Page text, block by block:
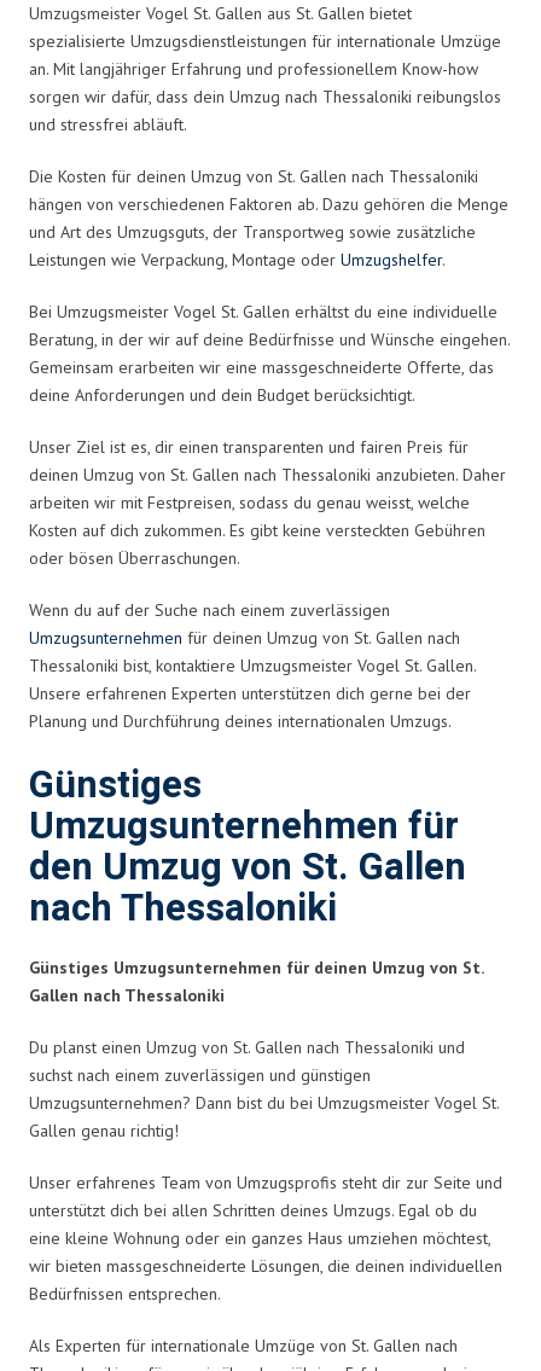
Umzugsmeister Vogel St. Gallen aus St. Gallen bietet
spezialisierte Umzugsdienstleistungen für internationale Umzüge
an. Mit langjähriger Erfahrung und professionellem Know-how
sorgen wir dafür, dass dein Umzug nach Thessaloniki reibungslos
und stressfrei abläuft.
Die Kosten für deinen Umzug von St. Gallen nach Thessaloniki
hängen von verschiedenen Faktoren ab. Dazu gehören die Menge
und Art des Umzugsguts, der Transportweg sowie zusätzliche
Leistungen wie Verpackung, Montage oder Umzugshelfer.
Bei Umzugsmeister Vogel St. Gallen erhältst du eine individuelle
Beratung, in der wir auf deine Bedürfnisse und Wünsche eingehen.
Gemeinsam erarbeiten wir eine massgeschneiderte Offerte, das
deine Anforderungen und dein Budget berücksichtigt.
Unser Ziel ist es, dir einen transparenten und fairen Preis für
deinen Umzug von St. Gallen nach Thessaloniki anzubieten. Daher
arbeiten wir mit Festpreisen, sodass du genau weisst, welche
Kosten auf dich zukommen. Es gibt keine versteckten Gebühren
oder bösen Überraschungen.
Wenn du auf der Suche nach einem zuverlässigen
Umzugsunternehmen für deinen Umzug von St. Gallen nach
Thessaloniki bist, kontaktiere Umzugsmeister Vogel St. Gallen.
Unsere erfahrenen Experten unterstützen dich gerne bei der
Planung und Durchführung deines internationalen Umzugs.
Günstiges
Umzugsunternehmen für
den Umzug von St. Gallen
nach Thessaloniki
Günstiges Umzugsunternehmen für deinen Umzug von St.
Gallen nach Thessaloniki
Du planst einen Umzug von St. Gallen nach Thessaloniki und
suchst nach einem zuverlässigen und günstigen
Umzugsunternehmen? Dann bist du bei Umzugsmeister Vogel St.
Gallen genau richtig!
Unser erfahrenes Team von Umzugsprofis steht dir zur Seite und
unterstützt dich bei allen Schritten deines Umzugs. Egal ob du
eine kleine Wohnung oder ein ganzes Haus umziehen möchtest,
wir bieten massgeschneiderte Lösungen, die deinen individuellen
Bedürfnissen entsprechen.
Als Experten für internationale Umzüge von St. Gallen nach